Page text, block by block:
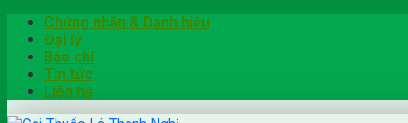
Skip
content
Chứng nhận & Danh hiệu
Đại lý
Báo chí
Tin tức
Liên hệ